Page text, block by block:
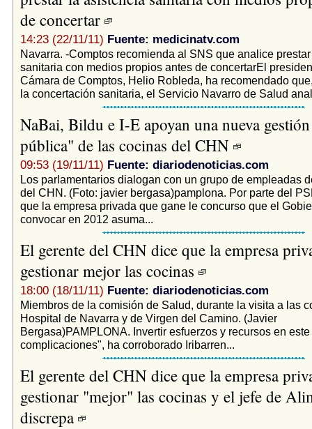
de concertar
14:23 (22/11/11) Fuente: medicinatv.com
Navarra. -Comptos recomienda al SNS que analice
sanitaria con medios propios antes de concertarEl
Cámara de Comptos, Helio Robleda, ha recomendado
la concertación sanitaria, el Servicio Navarro de Salud
NaBai, Bildu e I-E apoyan una nueva
pública" de las cocinas del CHN
09:53 (19/11/11) Fuente: diariodenoticias.com
Los parlamentarios dialogan con un grupo de empleadas
del CHN. (Foto: javier bergasa)pamplona. Por parte del
que la empresa privada que gane le concurso que el
convocar en 2012 asuma...
El gerente del CHN dice que la empresa
gestionar mejor las cocinas
18:00 (18/11/11) Fuente: diariodenoticias.com
Miembros de la comisión de Salud, durante la visita a las
Hospital de Navarra y de Virgen del Camino. (Javier
Bergasa)PAMPLONA. Invertir esfuerzos y recursos en
complicaciones", ha corroborado Iribarren...
El gerente del CHN dice que la empresa
gestionar "mejor" las cocinas y el jefe de
discrepa